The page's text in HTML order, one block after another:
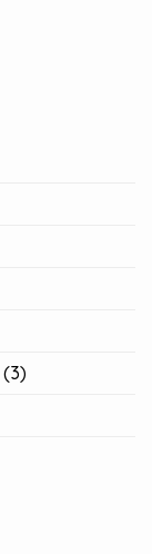
(3)